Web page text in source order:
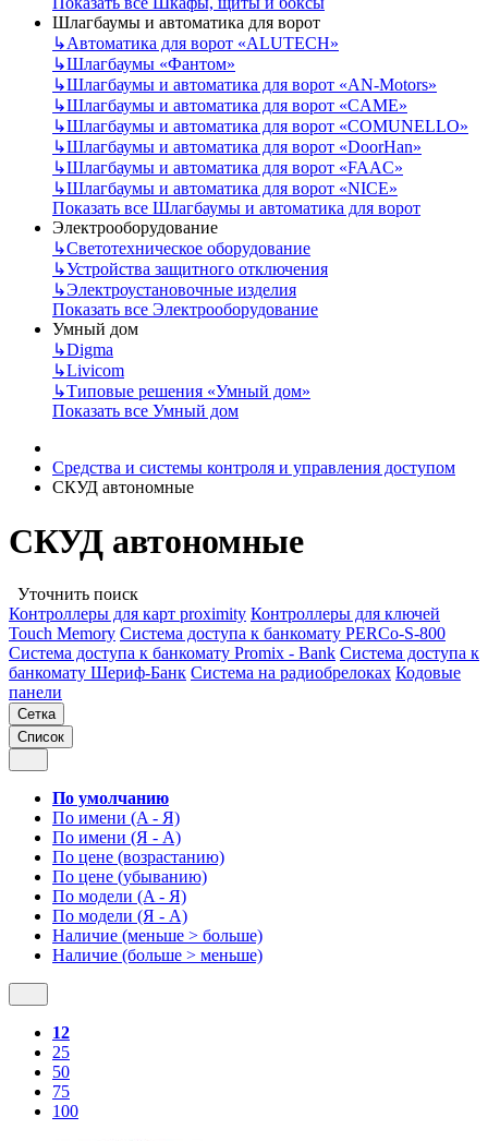
Шлагбаумы и автоматика для ворот
↳Автоматика для ворот «ALUTECH»
↳Шлагбаумы «Фантом»
↳Шлагбаумы и автоматика для ворот «AN-Motors»
↳Шлагбаумы и автоматика для ворот «CAME»
↳Шлагбаумы и автоматика для ворот «COMUNELLO»
↳Шлагбаумы и автоматика для ворот «DoorHan»
↳Шлагбаумы и автоматика для ворот «FAAC»
↳Шлагбаумы и автоматика для ворот «NICE»
Показать все Шлагбаумы и автоматика для ворот
Электрооборудование
↳Светотехническое оборудование
↳Устройства защитного отключения
↳Электроустановочные изделия
Показать все Электрооборудование
Умный дом
↳Digma
↳Livicom
↳Типовые решения «Умный дом»
Показать все Умный дом
Средства и системы контроля и управления доступом
СКУД автономные
СКУД автономные
Уточнить поиск
Контроллеры для карт proximity Контроллеры для ключей
Touch Memory Система доступа к банкомату PERCo-S-800
Система доступа к банкомату Promix - Bank Система доступа к
банкомату Шериф-Банк Система на радиобрелоках Кодовые
панели
Сетка
Список
По умолчанию
По имени (A - Я)
По имени (Я - A)
По цене (возрастанию)
По цене (убыванию)
По модели (A - Я)
По модели (Я - A)
Наличие (меньше > больше)
Наличие (больше > меньше)
12
25
50
75
100